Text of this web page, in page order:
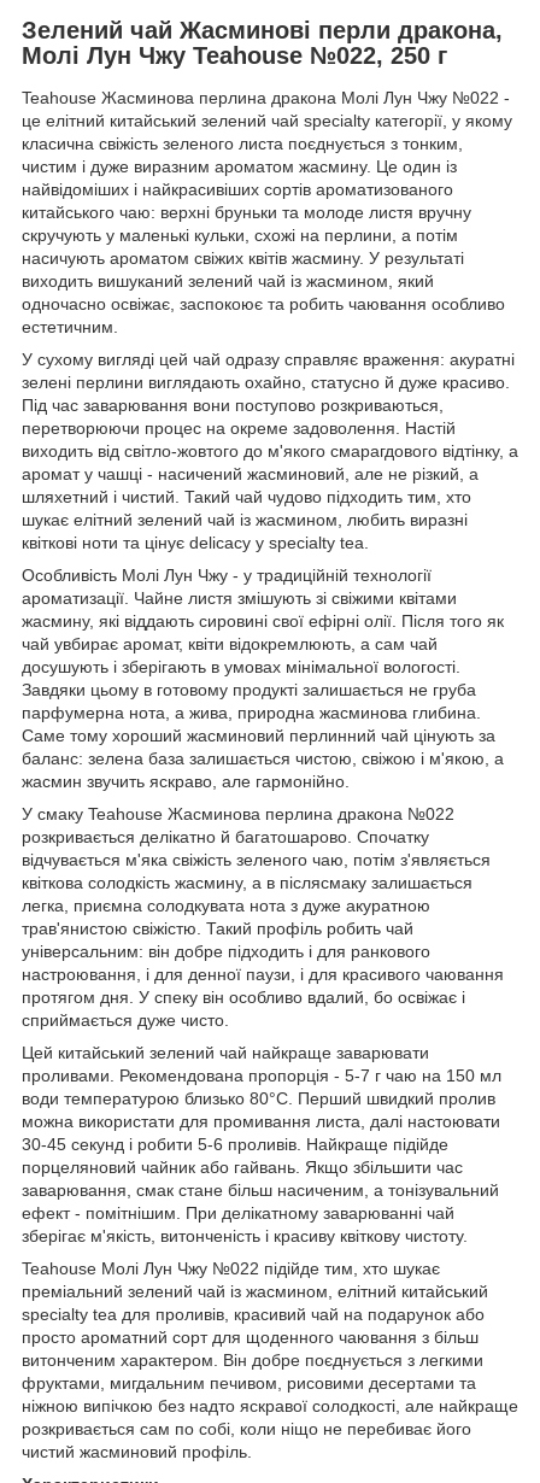
Зелений чай Жасминові перли дракона,
Молі Лун Чжу Teahouse №022, 250 г
Teahouse Жасминова перлина дракона Молі Лун Чжу №022 -
це елітний китайський зелений чай specialty категорії, у якому
класична свіжість зеленого листа поєднується з тонким,
чистим і дуже виразним ароматом жасмину. Це один із
найвідоміших і найкрасивіших сортів ароматизованого
китайського чаю: верхні бруньки та молоде листя вручну
скручують у маленькі кульки, схожі на перлини, а потім
насичують ароматом свіжих квітів жасмину. У результаті
виходить вишуканий зелений чай із жасмином, який
одночасно освіжає, заспокоює та робить чаювання особливо
естетичним.
У сухому вигляді цей чай одразу справляє враження: акуратні
зелені перлини виглядають охайно, статусно й дуже красиво.
Під час заварювання вони поступово розкриваються,
перетворюючи процес на окреме задоволення. Настій
виходить від світло-жовтого до м'якого смарагдового відтінку, а
аромат у чашці - насичений жасминовий, але не різкий, а
шляхетний і чистий. Такий чай чудово підходить тим, хто
шукає елітний зелений чай із жасмином, любить виразні
квіткові ноти та цінує delicacy у specialty tea.
Особливість Молі Лун Чжу - у традиційній технології
ароматизації. Чайне листя змішують зі свіжими квітами
жасмину, які віддають сировині свої ефірні олії. Після того як
чай увбирає аромат, квіти відокремлюють, а сам чай
досушують і зберігають в умовах мінімальної вологості.
Завдяки цьому в готовому продукті залишається не груба
парфумерна нота, а жива, природна жасминова глибина.
Саме тому хороший жасминовий перлинний чай цінують за
баланс: зелена база залишається чистою, свіжою і м'якою, а
жасмин звучить яскраво, але гармонійно.
У смаку Teahouse Жасминова перлина дракона №022
розкривається делікатно й багатошарово. Спочатку
відчувається м'яка свіжість зеленого чаю, потім з'являється
квіткова солодкість жасмину, а в післясмаку залишається
легка, приємна солодкувата нота з дуже акуратною
трав'янистою свіжістю. Такий профіль робить чай
універсальним: він добре підходить і для ранкового
настроювання, і для денної паузи, і для красивого чаювання
протягом дня. У спеку він особливо вдалий, бо освіжає і
сприймається дуже чисто.
Цей китайський зелений чай найкраще заварювати
проливами. Рекомендована пропорція - 5-7 г чаю на 150 мл
води температурою близько 80°C. Перший швидкий пролив
можна використати для промивання листа, далі настоювати
30-45 секунд і робити 5-6 проливів. Найкраще підійде
порцеляновий чайник або гайвань. Якщо збільшити час
заварювання, смак стане більш насиченим, а тонізувальний
ефект - помітнішим. При делікатному заварюванні чай
зберігає м'якість, витонченість і красиву квіткову чистоту.
Teahouse Молі Лун Чжу №022 підійде тим, хто шукає
преміальний зелений чай із жасмином, елітний китайський
specialty tea для проливів, красивий чай на подарунок або
просто ароматний сорт для щоденного чаювання з більш
витонченим характером. Він добре поєднується з легкими
фруктами, мигдальним печивом, рисовими десертами та
ніжною випічкою без надто яскравої солодкості, але найкраще
розкривається сам по собі, коли ніщо не перебиває його
чистий жасминовий профіль.